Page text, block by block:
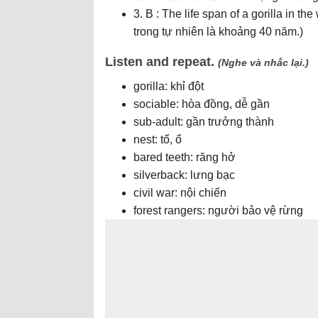
3. B : The life span of a gorilla in
trong tự nhiên là khoảng 40 năm.)
Listen and repeat. (Nghe và nhắc lại.)
gorilla: khỉ đột
sociable: hòa đồng, dễ gần
sub-adult: gần trưởng thành
nest: tổ, ổ
bared teeth: răng hở
silverback: lưng bạc
civil war: nội chiến
forest rangers: người bảo vệ rừng